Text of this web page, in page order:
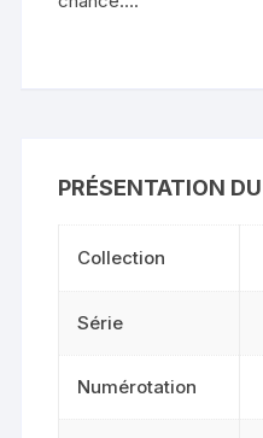
PRÉSENTATION
Collection
Série
Numérotation